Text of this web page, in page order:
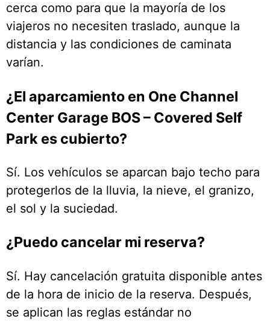
cerca como para que la mayoría de los
viajeros no necesiten traslado, aunque la
distancia y las condiciones de caminata
varían.
¿El aparcamiento en One Channel
Center Garage BOS – Covered Self
Park es cubierto?
Sí. Los vehículos se aparcan bajo techo para
protegerlos de la lluvia, la nieve, el granizo,
el sol y la suciedad.
¿Puedo cancelar mi reserva?
Sí. Hay cancelación gratuita disponible antes
de la hora de inicio de la reserva. Después,
se aplican las reglas estándar no